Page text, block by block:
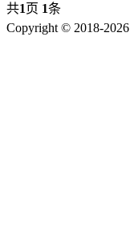
共1页 1条
Copyright © 2018-2026